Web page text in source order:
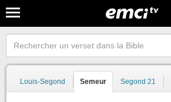
Louis-Segond Semeur Segond 21